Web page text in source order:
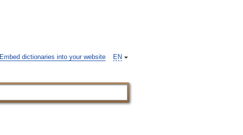
EN
Embed dictionaries into your website